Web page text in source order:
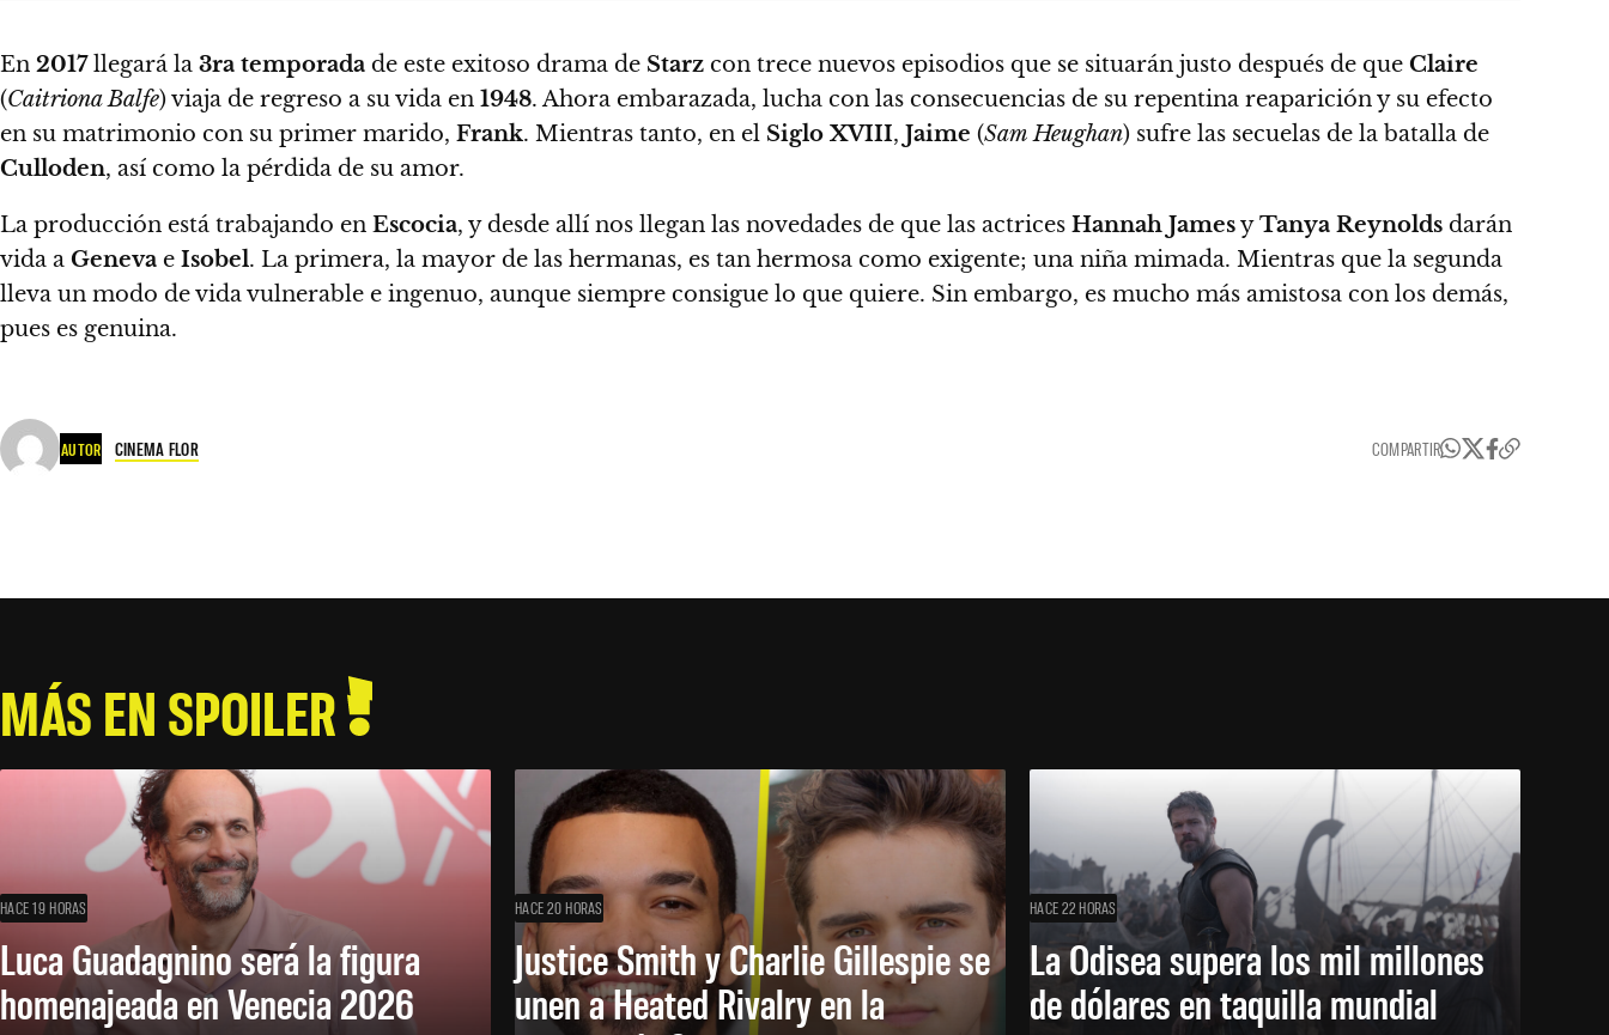
En 2017llegará la 3ra temporada de este exitoso drama de Starz con trece nuevos episodios que se situarán justo después de que Claire
(Caitriona Balfe) viaja de regreso a su vida en 1948. Ahora embarazada, lucha con las consecuencias de su repentina reaparición y su efecto
en su matrimonio con su primer marido, Frank. Mientras tanto, en el Siglo XVIII, Jaime (Sam Heughan) sufre las secuelas de la batalla de
Culloden, así como la pérdida de su amor.
La producción está trabajando en Escocia, y desde allí nos llegan las novedades de que las actrices Hannah JamesyTanya Reynolds darán
vida a Geneva e Isobel. La primera, la mayor de las hermanas, es tan hermosa como exigente; una niña mimada. Mientras que la segunda
lleva un modo de vida vulnerable e ingenuo, aunque siempre consigue lo que quiere. Sin embargo, es mucho más amistosa con los demás,
pues es genuina.
AUTOR CINEMA FLOR COMPARTIR
MÁS EN SPOILER
HACE 19 HORAS
Luca Guadagnino será la figura
homenajeada en Venecia 2026
HACE 20 HORAS
Justice Smith y Charlie Gillespie se
unen a Heated Rivalry en la
HACE 22 HORAS
La Odisea supera los mil millones
de dólares en taquilla mundial